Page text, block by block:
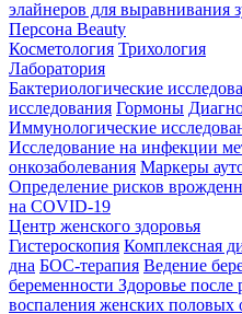
элайнеров для выравнивания
Персона Beauty
Косметология Трихология
Лаборатория
Бактериологические
исследования Гормоны
Иммунологические
Исследование на инфекции
онкозаболевания Маркеры
Определение рисков
на COVID-19
Центр женского здоровья
Гистероскопия Комплексная
дна БОС-терапия Ведение
беременности Здоровье после
воспаления женских половых